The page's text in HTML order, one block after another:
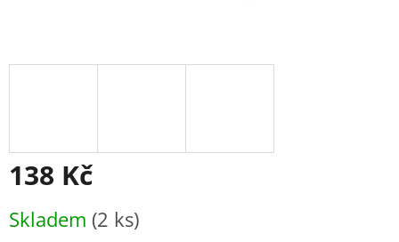
138 Kč
cena:
Skladem (2 ks)